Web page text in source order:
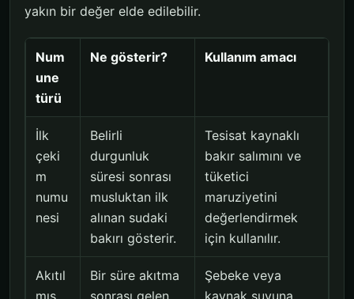
yakın bir değer elde edilebilir.
Num
une
türü
Ne gösterir? Kullanım amacı
İlk
çeki
m
numu
nesi
Belirli
durgunluk
süresi sonrası
musluktan ilk
alınan sudaki
bakırı gösterir.
Tesisat kaynaklı
bakır salımını ve
tüketici
maruziyetini
değerlendirmek
için kullanılır.
Akıtıl
Bir süre akıtma
Şebeke veya